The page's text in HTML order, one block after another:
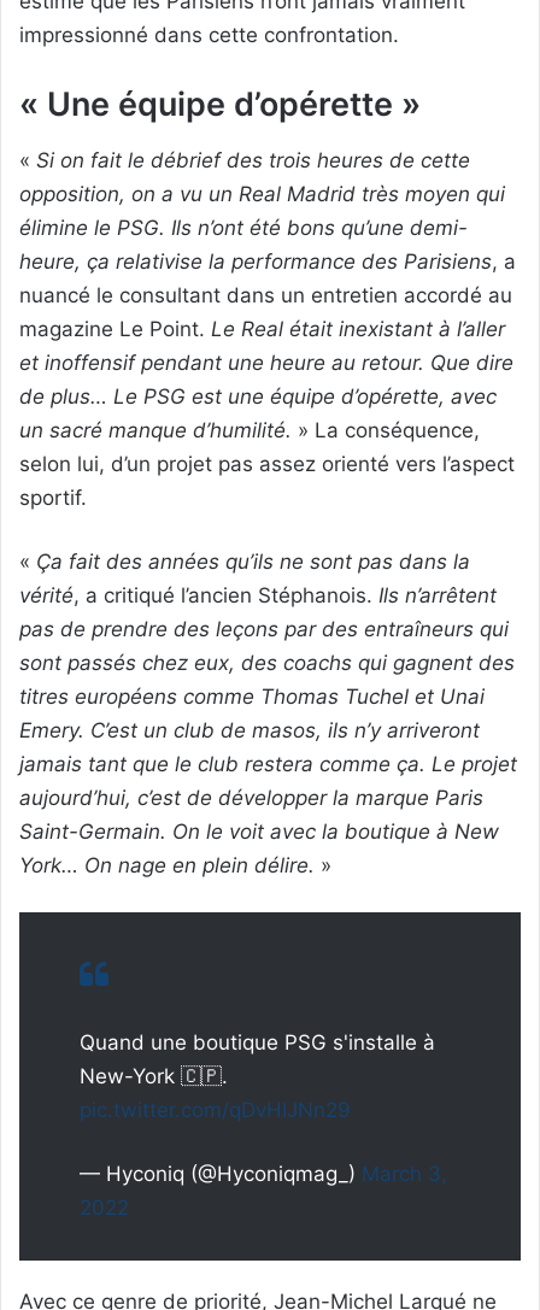
impressionné dans cette confrontation.
« Une équipe d’opérette »
« Si on fait le débrief des trois heures de cette
opposition, on a vu un Real Madrid très moyen qui
élimine le PSG. Ils n’ont été bons qu’une demi-
heure, ça relativise la performance des Parisiens, a
nuancé le consultant dans un entretien accordé au
magazine Le Point. Le Real était inexistant à l’aller
et inoffensif pendant une heure au retour. Que dire
de plus… Le PSG est une équipe d’opérette, avec
un sacré manque d’humilité. » La conséquence,
selon lui, d’un projet pas assez orienté vers l’aspect
sportif.
« Ça fait des années qu’ils ne sont pas dans la
vérité, a critiqué l’ancien Stéphanois. Ils n’arrêtent
pas de prendre des leçons par des entraîneurs qui
sont passés chez eux, des coachs qui gagnent des
titres européens comme Thomas Tuchel et Unai
Emery. C’est un club de masos, ils n’y arriveront
jamais tant que le club restera comme ça. Le projet
aujourd’hui, c’est de développer la marque Paris
Saint-Germain. On le voit avec la boutique à New
York… On nage en plein délire. »
Quand une boutique PSG s'installe à
New-York 🇨🇵.
pic.twitter.com/qDvHIJNn29
— Hyconiq (@Hyconiqmag_) March 3,
2022
Avec ce genre de priorité, Jean-Michel Larqué ne